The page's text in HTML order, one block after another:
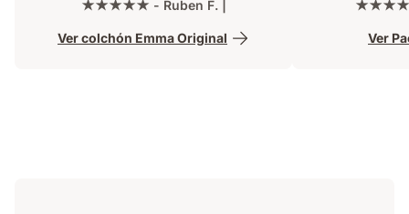
embalado. Recomendable.
★★★★★ - Ruben F. |
Ver colchón Emma Original
EL BUEN
★★★★★
Ver